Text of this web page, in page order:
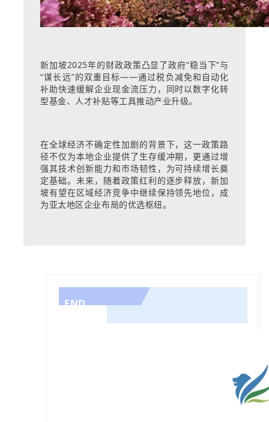
新加坡2025年的财政政策凸显了政府“稳当下”与
“谋长远”的双重目标——通过税负减免和自动化
补助快速缓解企业现金流压力，同时以数字化转
型基金、人才补贴等工具推动产业升级。
在全球经济不确定性加剧的背景下，这一政策路
径不仅为本地企业提供了生存缓冲期，更通过增
强其技术创新能力和市场韧性，为可持续增长奠
定基础。未来，随着政策红利的逐步释放，新加
坡有望在区域经济竞争中继续保持领先地位，成
为亚太地区企业布局的优选枢纽。
END